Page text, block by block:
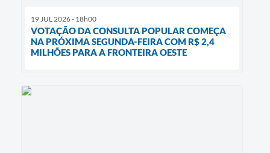
19 JUL 2026 - 18h00
VOTAÇÃO DA CONSULTA POPULAR COMEÇA
NA PRÓXIMA SEGUNDA-FEIRA COM R$ 2,4
MILHÕES PARA A FRONTEIRA OESTE